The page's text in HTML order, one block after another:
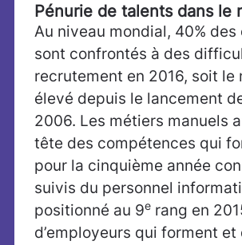
Pénurie de talents dans le
Au niveau mondial, 40%
sont confrontés à des
recrutement en 2016, soit le
élevé depuis le lancement
2006. Les métiers manuels
tête des compétences qui
pour la cinquième année
suivis du personnel
positionné au 9e rang en
d’employeurs qui forment